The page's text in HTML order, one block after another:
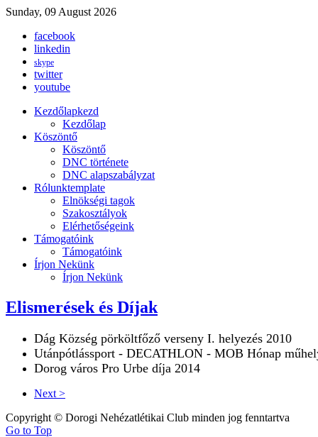
Sunday, 09 August 2026
facebook
linkedin
skype
twitter
youtube
Kezdőlapkezd
Kezdőlap
Köszöntő
Köszöntő
DNC története
DNC alapszabályzat
Rólunktemplate
Elnökségi tagok
Szakosztályok
Elérhetőségeink
Támogatóink
Támogatóink
Írjon Nekünk
Írjon Nekünk
Elismerések és Díjak
Dág Község pörköltfőző verseny I. helyezés 2010
Utánpótlássport - DECATHLON - MOB Hónap
Dorog város Pro Urbe díja 2014
Next >
Copyright © Dorogi Nehézatlétikai Club minden jog fenntartva
Go to Top